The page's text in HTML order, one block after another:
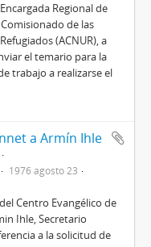
Regional de
de las
(ACNUR), a
el temario para la
trabajo a realizarse el
a Armín Ihle
1976 agosto 23
Centro Evangélico de
Ihle, Secretario
a la solicitud de